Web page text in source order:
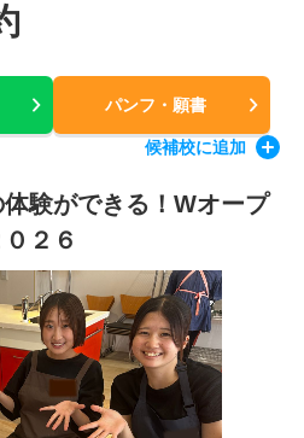
パンフ・願書
候補校に追加
体験ができる！Wオープ
２６